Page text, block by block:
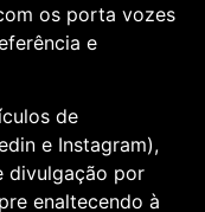
os porta vozes
e
de
e Instagram),
divulgação por
enaltecendo à